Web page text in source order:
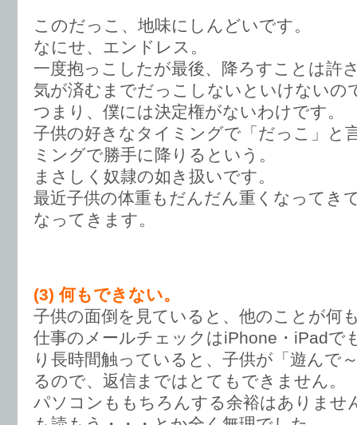
このだっこ、地味にしんどいです。
なにせ、エンドレス。
一度抱っこしたが最後、降ろすことは許
気が済むまでだっこしないといけないの
つまり、僕には決定権がないわけです。
子供の好きなタイミングで「だっこ」と
ミングで勝手に降りるという。
まさしく奴隷の如き扱いです。
最近子供の体重もだんだん重くなってき
なってきます。
(3) 何もできない。
子供の面倒を見ていると、他のことが何
仕事のメールチェックはiPhone・iPadで
り長時間触っていると、子供が「遊んで
るので、返信まではとてもできません。
パソコンももちろんする余裕はありませ